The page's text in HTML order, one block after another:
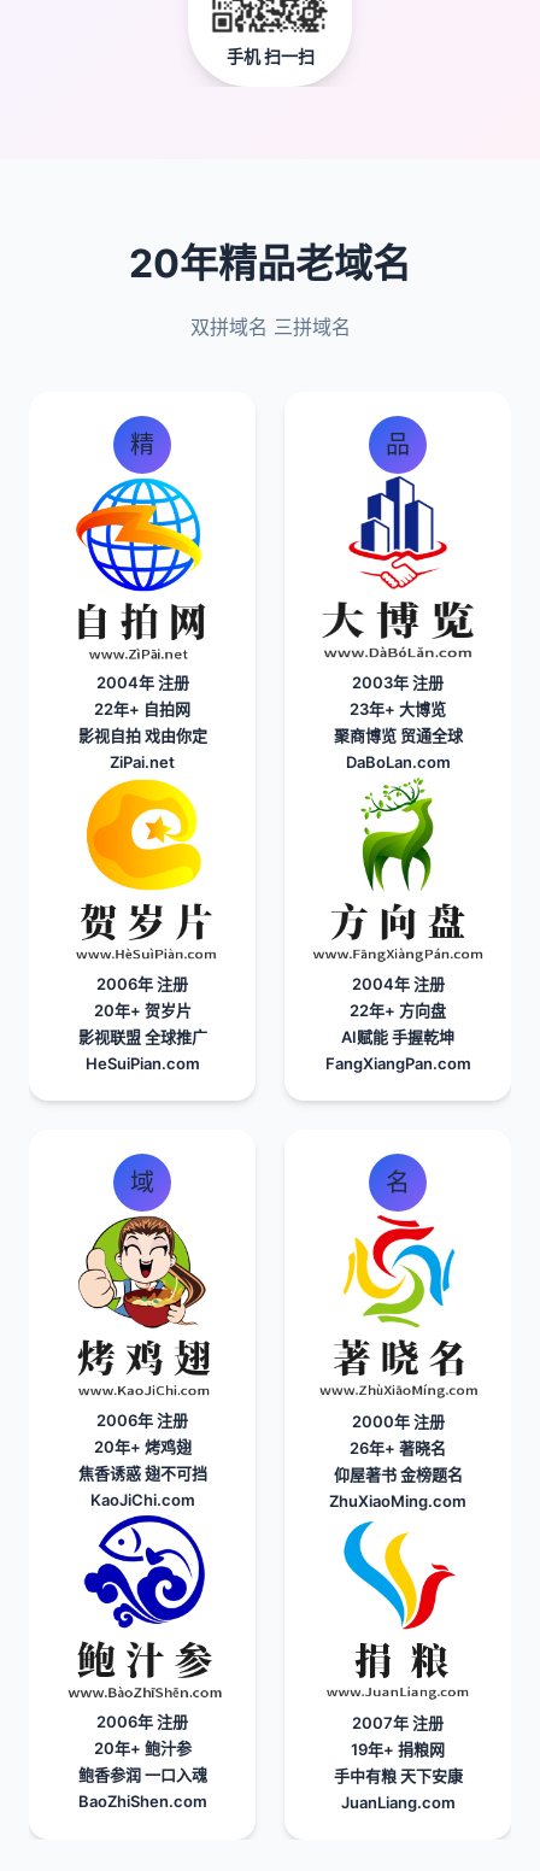
手机 扫一扫
20年精品老域名
双拼域名 三拼域名
精
2004年 注册
22年+ 自拍网
影视自拍 戏由你定
ZiPai.net
2006年 注册
20年+ 贺岁片
影视联盟 全球推广
HeSuiPian.com
品
2003年 注册
23年+ 大博览
聚商博览 贸通全球
DaBoLan.com
2004年 注册
22年+ 方向盘
AI赋能 手握乾坤
FangXiangPan.com
域
2006年 注册
20年+ 烤鸡翅
焦香诱惑 翅不可挡
KaoJiChi.com
2006年 注册
20年+ 鲍汁参
鲍香参润 一口入魂
BaoZhiShen.com
名
2000年 注册
26年+ 著晓名
仰屋著书 金榜题名
ZhuXiaoMing.com
2007年 注册
19年+ 捐粮网
手中有粮 天下安康
JuanLiang.com